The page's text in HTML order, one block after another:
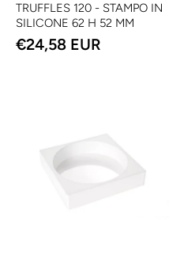
TRUFFLES 120 - STAMPO IN
SILICONE 62 H 52 MM
€24,58 EUR